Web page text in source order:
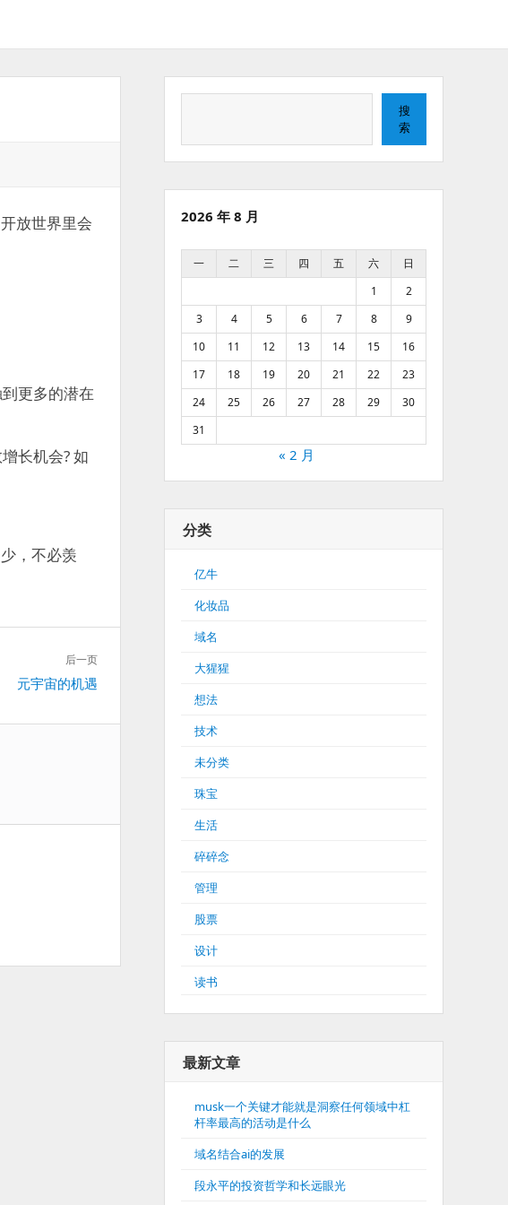
放世界里会
更多的潜在
长机会? 如
，不必羡
后一页
元宇宙的机遇
搜
索
2026 年 8 月
一 二 三 四 五 六
日
1
2
3
4 5 6 7 8
9
10
11 12 13 14 15
16
17
18 19 20 21 22
23
24
25 26 27 28 29
30
31
« 2 月
分类
亿牛
化妆品
域名
大猩猩
想法
技术
未分类
珠宝
生活
碎碎念
管理
股票
设计
读书
最新文章
musk一个关键才能就是洞察任何领域中杠
杆率最高的活动是什么
域名结合ai的发展
段永平的投资哲学和长远眼光